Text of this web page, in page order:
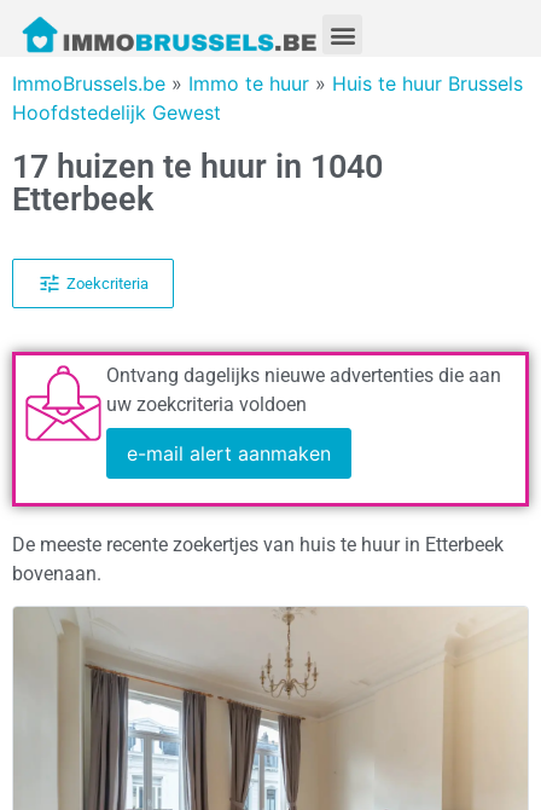
ImmoBrussels.be » Immo te huur » Huis te huur Brussels
Hoofdstedelijk Gewest
17 huizen te huur in 1040
Etterbeek
Zoekcriteria
Ontvang dagelijks nieuwe advertenties die aan
uw zoekcriteria voldoen
e-mail alert aanmaken
De meeste recente zoekertjes van huis te huur in Etterbeek
bovenaan.